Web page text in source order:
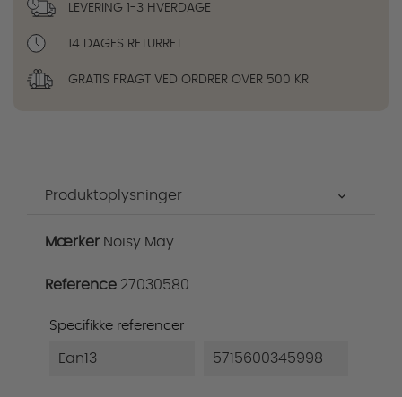
LEVERING 1-3 HVERDAGE
14 DAGES RETURRET
GRATIS FRAGT VED ORDRER OVER 500 KR
Produktoplysninger
Mærker Noisy May
Reference 27030580
Specifikke referencer
Ean13 5715600345998